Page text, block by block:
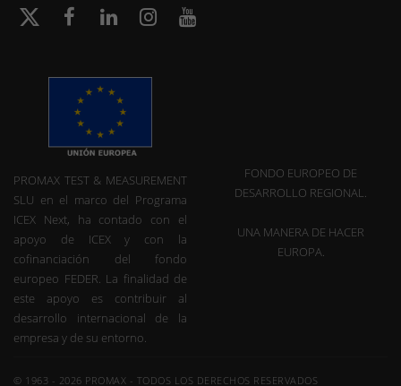
PROMAX TEST & MEASUREMENT
SLU en el marco del Programa
ICEX Next, ha contado con el
apoyo de ICEX y con la
cofinanciación del fondo
europeo FEDER. La finalidad de
este apoyo es contribuir al
desarrollo internacional de la
empresa y de su entorno.
FONDO EUROPEO DE
DESARROLLO REGIONAL.
UNA MANERA DE HACER
EUROPA.
© 1963 - 2026 PROMAX - TODOS LOS DERECHOS RESERVADOS